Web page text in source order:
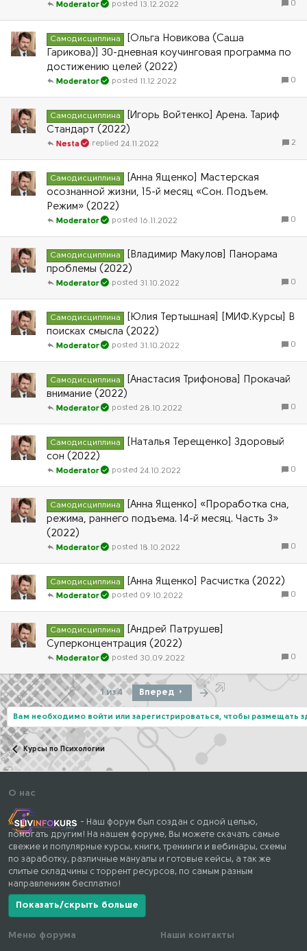
0
13.12.2022
Moderator
Самодисциплина
[Ольга Новикова (Саша
Гарикова)] 30-дневная коучинговая программа по
достижению целей (2022)
0
11.12.2022
Moderator
Самодисциплина
[Игорь Войтенко] Арена. Тариф
Стандарт (2022)
2
24.11.2022
Nesta
Самодисциплина
[Анна Ященко] Мастерская
осознанной жизни, 15-й месяц «Сон. Подъем.
Режим» (2022)
0
16.11.2022
Moderator
Самодисциплина
[Владимир Макулов] Панорама
проблемы (2022)
0
31.10.2022
Moderator
Самодисциплина
[Юлия Тертышная] [МИФ.Курсы] В
поисках смысла (2022)
0
31.10.2022
Moderator
Самодисциплина
[Анастасия Трифонова] Прокачай
внимание (2022)
0
28.10.2022
Moderator
Самодисциплина
[Наталья Терещенко] Здоровый
сон (2022)
0
24.10.2022
Moderator
Самодисциплина
[Анна Ященко] «Проработка сна,
режима, раннего подъема. 14-й месяц. Часть 3»
(2022)
0
18.10.2022
Moderator
Самодисциплина [Анна Ященко] Расчистка (2022)
0
09.10.2022
Moderator
Самодисциплина
[Андрей Патрушев]
Суперконцентрация (2022)
0
30.09.2022
Moderator
1 из 4 Вперед Последняя
Вам необходимо войти или зарегистрироваться, чтобы размещать
Курсы по Психологии
О нас
- Наш форум был создан с одной целью,
помогать другим! На нашем форуме, Вы можете скачать самые
свежие и популярные курсы, книги, тренинги и вебинары, схемы
по заработку, различные мануалы и готовые кейсы, а так же
слитые складчины с торрент ресурсов, по самым разным
направлениям бесплатно!
Показать/скрыть больше
Меню форума Наши контакты